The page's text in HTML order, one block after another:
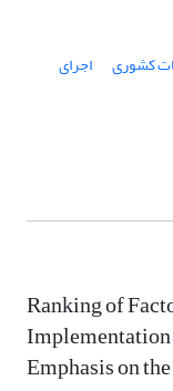
کشوری اجرای
Ranking of
Emphasis on